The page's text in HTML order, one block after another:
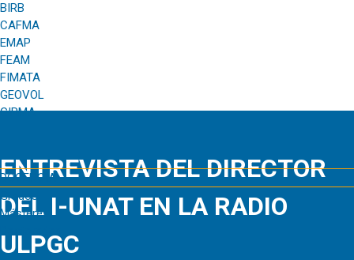
BIRB
CAFMA
EMAP
FEAM
FIMATA
GEOVOL
GIRMA
DOCENCIA
Grados
Másteres
ENTREVISTA DEL DIRECTOR
DEL I-UNAT EN LA RADIO
ULPGC